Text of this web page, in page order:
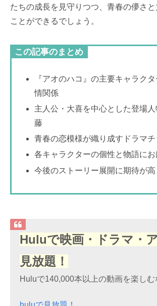
たちの成長を見守りつつ、青春の儚さ
ことができるでしょう。
この記事のまとめ
『アオのハコ』の主要キャラク
情関係
主人公・大喜を中心とした登場
藤
青春の恋模様が織り成すドラマチ
各キャラクターの個性と物語にお
今後のストーリー展開に期待が
Huluで映画・ドラマ・
見放題！
Huluで140,000本以上の動画を楽しむ